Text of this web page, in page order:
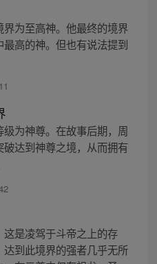
为至高神。他最终的境界
高的神。但也有说法提到
为神尊。在故事后期，周
达到神尊之境，从而拥有
是凌驾于斗帝之上的存
到此境界的强者几乎无所